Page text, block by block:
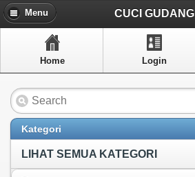
CUCI GUDANG
Home Login
Menu
Kategori
LIHAT SEMUA KATEGORI
Menu
Artikel
Layanan Pelangan
FAQ
Info Dropship